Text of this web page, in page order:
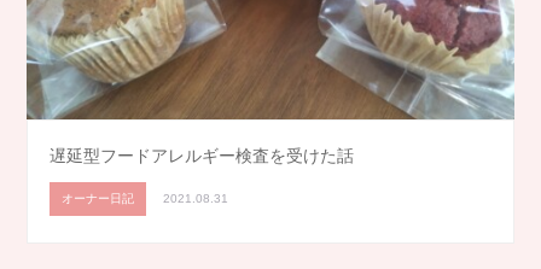
遅延型フードアレルギー検査を受けた話
オーナー日記 2021.08.31